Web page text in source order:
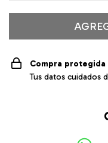
Compra protegida
Tus datos cuidados